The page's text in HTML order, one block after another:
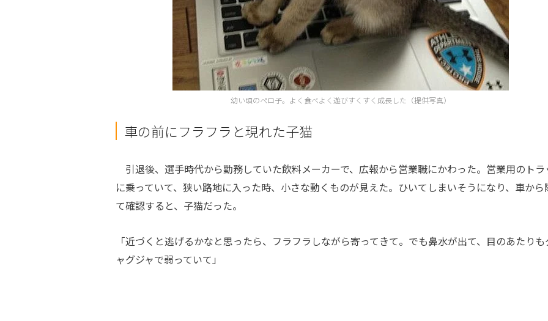
幼い頃のペロ子。よく食べよく遊びすくすく成長した（提供写真）
車の前にフラフラと現れた子猫
引退後、選手時代から勤務していた飲料メーカーで、広報から営業職にかわった。営業用のトラ
に乗っていて、狭い路地に入った時、小さな動くものが見えた。ひいてしまいそうになり、車から
て確認すると、子猫だった。
「近づくと逃げるかなと思ったら、フラフラしながら寄ってきて。でも鼻水が出て、目のあたりも
ャグジャで弱っていて」